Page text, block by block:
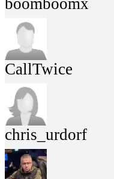
CallTwice
chris_urdorf